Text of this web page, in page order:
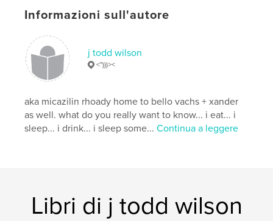
homesickness
, madness
Informazioni sull'autore
j todd wilson
<")))><
aka micazilin rhoady home to bello vachs + xander
as well. what do you really want to know... i eat... i
sleep... i drink... i sleep some...Continua a leggere
Libri di j todd wilson